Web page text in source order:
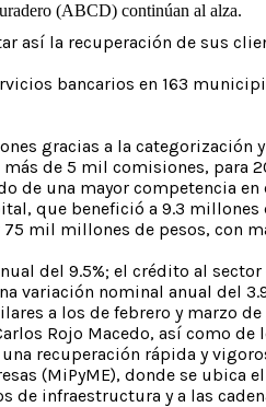
(ABCD) continúan al alza.
así la recuperación de sus
bancarios en 163
gracias a la categorización
de 5 mil comisiones, para
de una mayor competencia en
que benefició a 9.3 millones
mil millones de pesos, con
del 9.5%; el crédito al
variación nominal anual del
a los de febrero y marzo
Rojo Macedo, así como de
recuperación rápida y
(MiPyME), donde se ubica
de infraestructura y a las